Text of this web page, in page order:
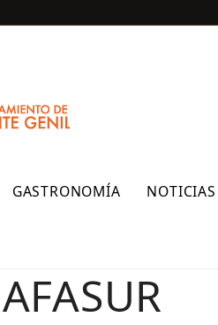
GASTRONOMÍA NOTICIAS